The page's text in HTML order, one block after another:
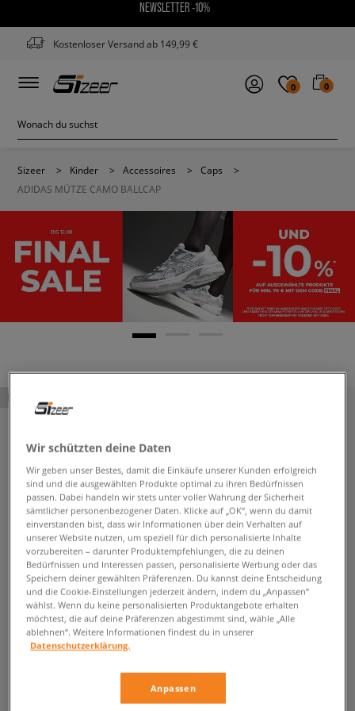
NEWSLETTER -10%
Kostenloser Versand ab 149,99 €
0 0
Sizeer > Kinder > Accessoires > Caps
>
ADIDAS MÜTZE CAMO BALLCAP
PRODUKT NICHT VERFÜGBAR
Wir schützten deine Daten
Wir geben unser Bestes, damit die Einkäufe unserer Kunden erfolgreich
sind und die ausgewählten Produkte optimal zu ihren Bedürfnissen
passen. Dabei handeln wir stets unter voller Wahrung der Sicherheit
sämtlicher personenbezogener Daten. Klicke auf „OK“, wenn du damit
einverstanden bist, dass wir Informationen über dein Verhalten auf
unserer Website nutzen, um speziell für dich personalisierte Inhalte
vorzubereiten – darunter Produktempfehlungen, die zu deinen
Bedürfnissen und Interessen passen, personalisierte Werbung oder das
Speichern deiner gewählten Präferenzen. Du kannst deine Entscheidung
und die Cookie-Einstellungen jederzeit ändern, indem du „Anpassen“
wählst. Wenn du keine personalisierten Produktangebote erhalten
möchtest, die auf deine Präferenzen abgestimmt sind, wähle „Alle
ablehnen“. Weitere Informationen findest du in unserer
Datenschutzerklärung.
Anpassen